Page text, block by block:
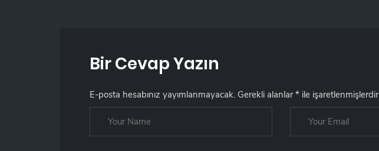
Bir Cevap Yazın
E-posta hesabınız yayımlanmayacak. Gerekli alanlar* ile işaretlenmişlerdir